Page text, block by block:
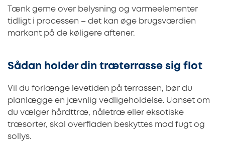
Tænk gerne over belysning og varmeelementer
tidligt i processen – det kan øge brugsværdien
markant på de køligere aftener.
Sådan holder din træterrasse sig flot
Vil du forlænge levetiden på terrassen, bør du
planlægge en jævnlig vedligeholdelse. Uanset om
du vælger hårdttræ, nåletræ eller eksotiske
træsorter, skal overfladen beskyttes mod fugt og
sollys.